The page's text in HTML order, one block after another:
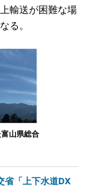
輸送が困難な場
る。
山県総合
省「上下水道DX